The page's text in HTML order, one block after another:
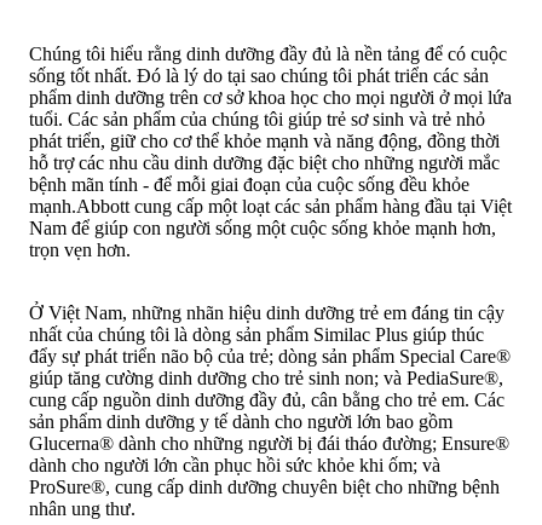
Chúng tôi hiểu rằng dinh dưỡng đầy đủ là nền tảng để có cuộc
sống tốt nhất. Đó là lý do tại sao chúng tôi phát triển các sản
phẩm dinh dưỡng trên cơ sở khoa học cho mọi người ở mọi lứa
tuổi. Các sản phẩm của chúng tôi giúp trẻ sơ sinh và trẻ nhỏ
phát triển, giữ cho cơ thể khỏe mạnh và năng động, đồng thời
hỗ trợ các nhu cầu dinh dưỡng đặc biệt cho những người mắc
bệnh mãn tính - để mỗi giai đoạn của cuộc sống đều khỏe
mạnh.Abbott cung cấp một loạt các sản phẩm hàng đầu tại Việt
Nam để giúp con người sống một cuộc sống khỏe mạnh hơn,
trọn vẹn hơn.
Ở Việt Nam, những nhãn hiệu dinh dưỡng trẻ em đáng tin cậy
nhất của chúng tôi là dòng sản phẩm Similac Plus giúp thúc
đẩy sự phát triển não bộ của trẻ; dòng sản phẩm Special Care®
giúp tăng cường dinh dưỡng cho trẻ sinh non; và PediaSure®,
cung cấp nguồn dinh dưỡng đầy đủ, cân bằng cho trẻ em. Các
sản phẩm dinh dưỡng y tế dành cho người lớn bao gồm
Glucerna® dành cho những người bị đái tháo đường; Ensure®
dành cho người lớn cần phục hồi sức khỏe khi ốm; và
ProSure®, cung cấp dinh dưỡng chuyên biệt cho những bệnh
nhân ung thư.